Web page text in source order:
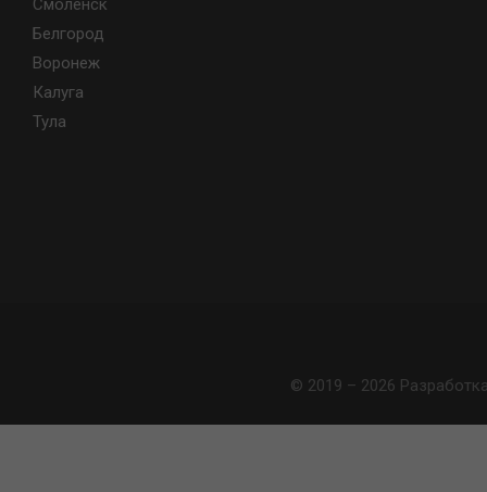
Смоленск
Белгород
Воронеж
Калуга
Тула
© 2019 – 2026